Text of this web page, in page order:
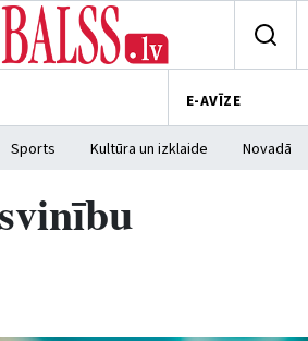
E-AVĪZE
Sports Kultūra un izklaide Novadā